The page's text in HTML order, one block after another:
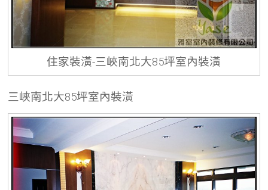
住家裝潢-三峽南北大85坪室內裝潢
三峽南北大85坪室內裝潢